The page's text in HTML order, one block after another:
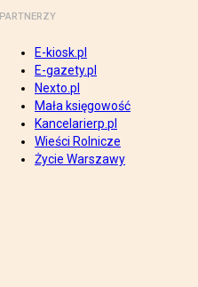
PARTNERZY
E-kiosk.pl
E-gazety.pl
Nexto.pl
Mała księgowość
Kancelarierp.pl
Wieści Rolnicze
Życie Warszawy